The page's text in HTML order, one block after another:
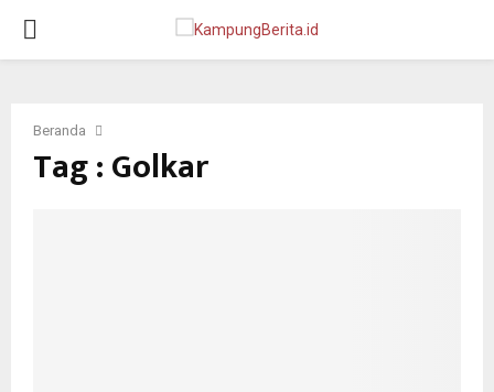
PRIMARY
Beranda
Tag : Golkar